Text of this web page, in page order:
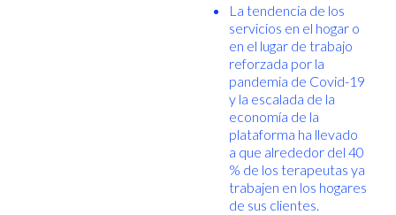
La tendencia de los
servicios en el hogar o
en el lugar de trabajo
reforzada por la
pandemia de Covid-19
y la escalada de la
economía de la
plataforma ha llevado
a que alrededor del 40
% de los terapeutas ya
trabajen en los hogares
de sus clientes.